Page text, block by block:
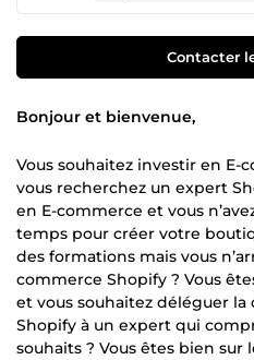
Contacter
Bonjour et bienvenue,
Vous souhaitez investir en E-
vous recherchez un expert
en E-commerce et vous
temps pour créer votre
des formations mais vous
commerce Shopify ? Vous
et vous souhaitez déléguer
Shopify à un expert qui
souhaits ? Vous êtes bien sur